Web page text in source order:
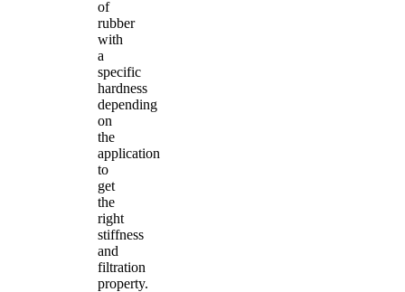
of
rubber
with
a
specific
hardness
depending
on
the
application
to
get
the
right
stiffness
and
filtration
property.